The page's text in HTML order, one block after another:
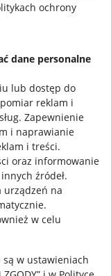
ochrony
dane personalne
lub dostęp do
reklam i
. Zapewnienie
i naprawianie
i treści.
oraz informowanie
źródeł.
urządzeń na
.
w celu
są w ustawieniach